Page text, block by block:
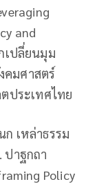
and
เปลี่ยนมุม
คมศาสตร์
ประเทศไทย
ก เหล่าธรรม
ปาฐกถา
Policy